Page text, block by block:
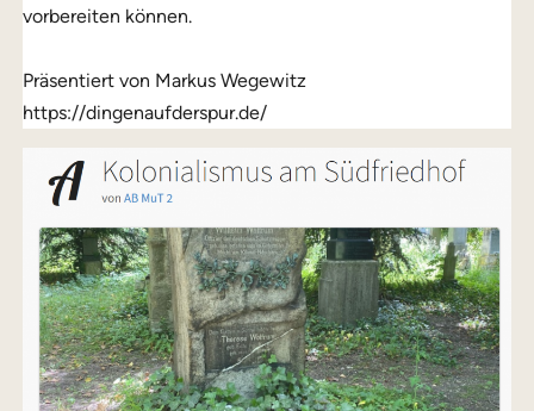
vorbereiten können.
Präsentiert von Markus Wegewitz
https://dingenaufderspur.de/